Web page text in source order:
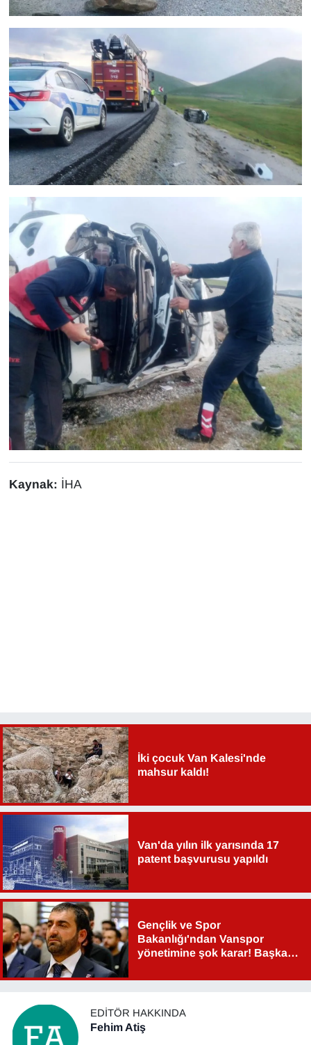
Kaynak: İHA
İki çocuk Van Kalesi'nde
mahsur kaldı!
Van'da yılın ilk yarısında 17
patent başvurusu yapıldı
Gençlik ve Spor
Bakanlığı'ndan Vanspor
yönetimine şok karar! Başkan
EDITÖR HAKKINDA
Fehim Atiş
RÖPORTAJ
SAĞLIK
Seri İlan
Sinema - TV
SİYASET
TEBRİK
TEKNOLOJİ
Turizm
VAN'DA SPOR
Vasıta
YAŞAM
YEREL